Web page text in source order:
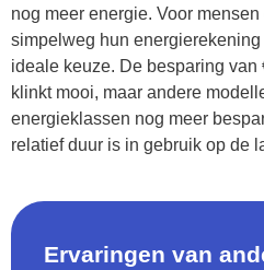
nog meer energie. Voor
simpelweg hun
ideale keuze. De besparing
klinkt mooi, maar andere
energieklassen nog meer
relatief duur is in gebruik op de
Ervaringen van